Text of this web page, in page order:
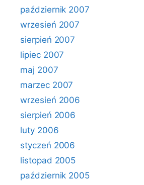
październik 2007
wrzesień 2007
sierpień 2007
lipiec 2007
maj 2007
marzec 2007
wrzesień 2006
sierpień 2006
luty 2006
styczeń 2006
listopad 2005
październik 2005